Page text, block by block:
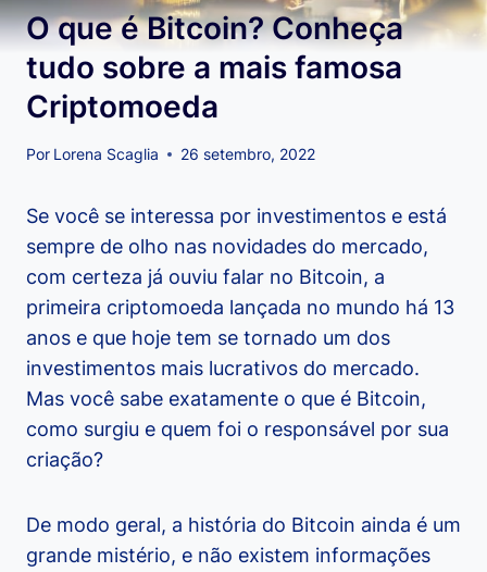
O que é Bitcoin? Conheça
tudo sobre a mais famosa
Criptomoeda
Por Lorena Scaglia 26 setembro, 2022
Se você se interessa por investimentos e está
sempre de olho nas novidades do mercado,
com certeza já ouviu falar no Bitcoin, a
primeira criptomoeda lançada no mundo há 13
anos e que hoje tem se tornado um dos
investimentos mais lucrativos do mercado.
Mas você sabe exatamente o que é Bitcoin,
como surgiu e quem foi o responsável por sua
criação?
De modo geral, a história do Bitcoin ainda é um
grande mistério, e não existem informações